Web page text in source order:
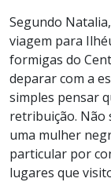
Segundo
viagem para
formigas do
deparar com a
simples pensar
retribuição. Não
uma mulher
particular por
lugares que